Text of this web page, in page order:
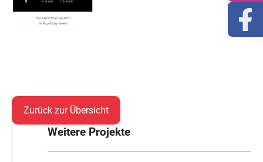
Zurück zur Übersicht
Weitere Projekte